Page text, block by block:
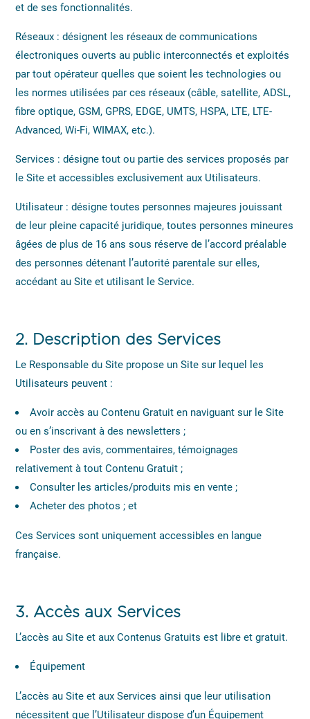
et de ses fonctionnalités.
Réseaux : désignent les réseaux de communications
électroniques ouverts au public interconnectés et exploités
par tout opérateur quelles que soient les technologies ou
les normes utilisées par ces réseaux (câble, satellite, ADSL,
fibre optique, GSM, GPRS, EDGE, UMTS, HSPA, LTE, LTE-
Advanced, Wi-Fi, WIMAX, etc.).
Services : désigne tout ou partie des services proposés par
le Site et accessibles exclusivement aux Utilisateurs.
Utilisateur : désigne toutes personnes majeures jouissant
de leur pleine capacité juridique, toutes personnes mineures
âgées de plus de 16 ans sous réserve de l’accord préalable
des personnes détenant l’autorité parentale sur elles,
accédant au Site et utilisant le Service.
2. Description des Services
Le Responsable du Site propose un Site sur lequel les
Utilisateurs peuvent :
Avoir accès au Contenu Gratuit en naviguant sur le Site
ou en s’inscrivant à des newsletters ;
Poster des avis, commentaires, témoignages
relativement à tout Contenu Gratuit ;
Consulter les articles/produits mis en vente ;
Acheter des photos ; et
Ces Services sont uniquement accessibles en langue
française.
3. Accès aux Services
L’accès au Site et aux Contenus Gratuits est libre et gratuit.
Équipement
L’accès au Site et aux Services ainsi que leur utilisation
nécessitent que l’Utilisateur dispose d’un Équipement